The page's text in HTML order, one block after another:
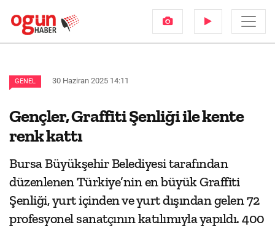
GENEL 30 Haziran 2025 14:11
Gençler, Graffiti Şenliği ile kente
renk kattı
Bursa Büyükşehir Belediyesi tarafından
düzenlenen Türkiye’nin en büyük Graffiti
Şenliği, yurt içinden ve yurt dışından gelen 72
profesyonel sanatçının katılımıyla yapıldı. 400